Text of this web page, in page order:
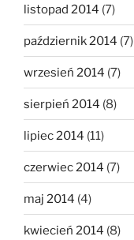
listopad 2014 (7)
październik 2014 (7)
wrzesień 2014 (7)
sierpień 2014 (8)
lipiec 2014 (11)
czerwiec 2014 (7)
maj 2014 (4)
kwiecień 2014 (8)